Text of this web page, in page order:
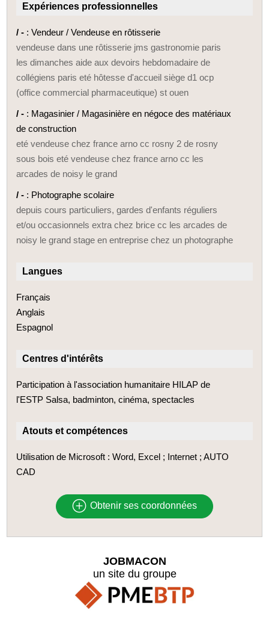
Expériences professionnelles
/ - : Vendeur / Vendeuse en rôtisserie
vendeuse dans une rôtisserie jms gastronomie paris
les dimanches aide aux devoirs hebdomadaire de
collégiens paris eté hôtesse d'accueil siège d1 ocp
(office commercial pharmaceutique) st ouen
/ - : Magasinier / Magasinière en négoce des matériaux
de construction
eté vendeuse chez france arno cc rosny 2 de rosny
sous bois eté vendeuse chez france arno cc les
arcades de noisy le grand
/ - : Photographe scolaire
depuis cours particuliers, gardes d'enfants réguliers
et/ou occasionnels extra chez brice cc les arcades de
noisy le grand stage en entreprise chez un photographe
Langues
Français
Anglais
Espagnol
Centres d'intérêts
Participation à l'association humanitaire HILAP de
l'ESTP Salsa, badminton, cinéma, spectacles
Atouts et compétences
Utilisation de Microsoft : Word, Excel ; Internet ; AUTO
CAD
Obtenir ses coordonnées
JOBMACON
un site du groupe